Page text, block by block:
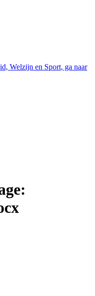
Welzijn en Sport, ga naar